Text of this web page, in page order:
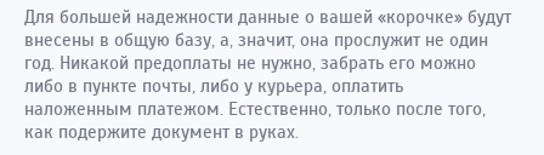
Для большей надежности данные о вашей «корочке» будут
внесены в общую базу, а, значит, она прослужит не один
год. Никакой предоплаты не нужно, забрать его можно
либо в пункте почты, либо у курьера, оплатить
наложенным платежом. Естественно, только после того,
как подержите документ в руках.